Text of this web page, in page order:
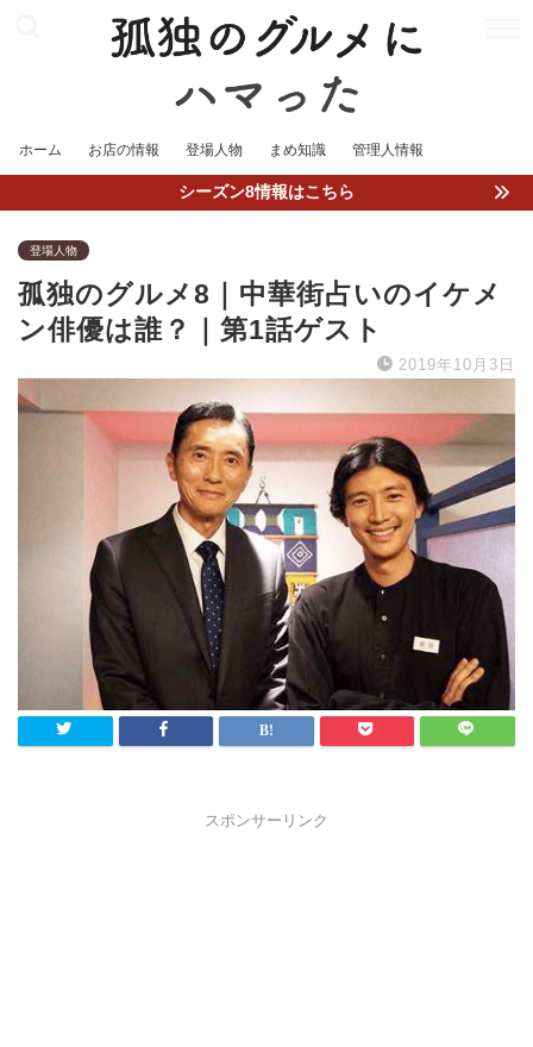
ホーム お店の情報 登場人物 まめ知識 管理人情報
シーズン8情報はこちら
登場人物
孤独のグルメ8｜中華街占いのイケメ
ン俳優は誰？｜第1話ゲスト
2019年10月3日
スポンサーリンク